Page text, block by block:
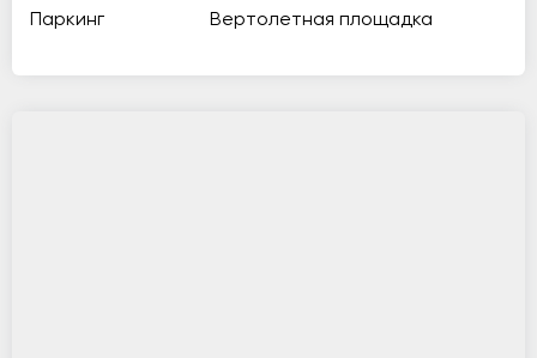
Паркинг Вертолетная площадка